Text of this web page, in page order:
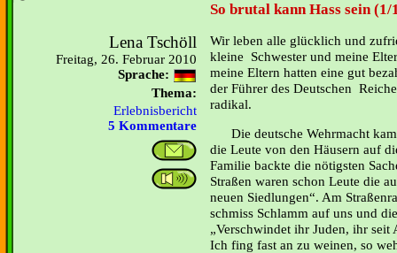
So brutal kann Hass sein (1/
Lena Tschöll
Freitag, 26. Februar 2010
Sprache:
Thema:
Erlebnisbericht
5 Kommentare
Wir leben alle glücklich und
kleine Schwester und meine
meine Eltern hatten eine gut
der Führer des Deutschen
radikal.
Die deutsche Wehrmacht
die Leute von den Häusern auf
Familie backte die nötigsten
Straßen waren schon Leute die
neuen Siedlungen“. Am
schmiss Schlamm auf uns und
Verschwindet ihr Juden, ihr seit
Ich fing fast an zu weinen, so